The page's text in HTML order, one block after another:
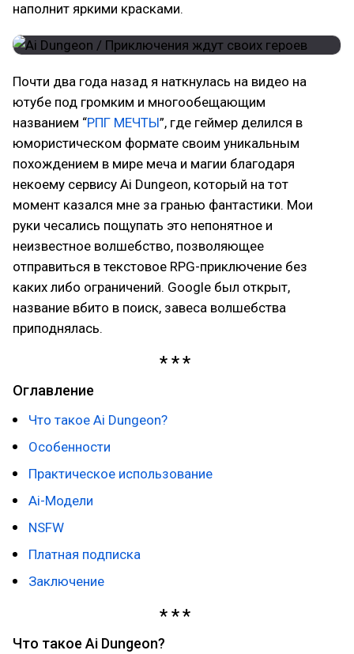
наполнит яркими красками.
Почти два года назад я наткнулась на видео на
ютубе под громким и многообещающим
названием “РПГ МЕЧТЫ”, где геймер делился в
юмористическом формате своим уникальным
похождением в мире меча и магии благодаря
некоему сервису Ai Dungeon, который на тот
момент казался мне за гранью фантастики. Мои
руки чесались пощупать это непонятное и
неизвестное волшебство, позволяющее
отправиться в текстовое RPG-приключение без
каких либо ограничений. Google был открыт,
название вбито в поиск, завеса волшебства
приподнялась.
Оглавление
Что такое Ai Dungeon?
Особенности
Практическое использование
Ai-Модели
NSFW
Платная подписка
Заключение
Что такое Ai Dungeon?